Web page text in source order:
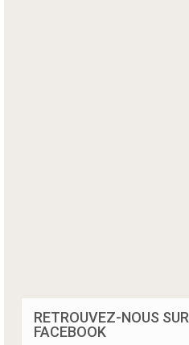
RETROUVEZ-NOUS SUR
FACEBOOK